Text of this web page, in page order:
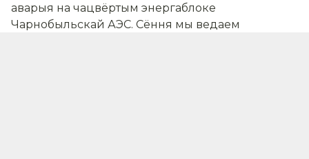
аварыя на чацвёртым энергаблоке
Чарнобыльскай АЭС. Сёння мы ведаем